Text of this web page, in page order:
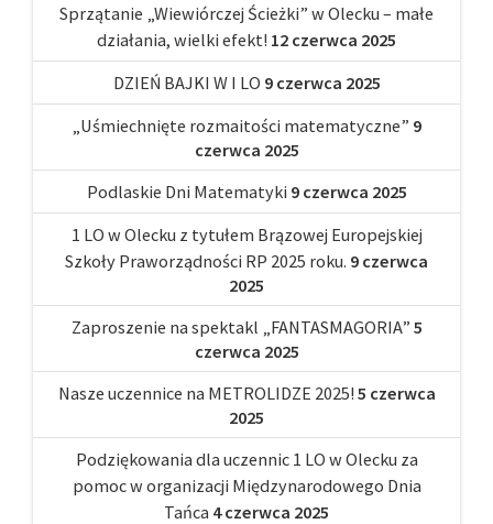
Sprzątanie „Wiewiórczej Ścieżki” w Olecku – małe
działania, wielki efekt! 12 czerwca 2025
DZIEŃ BAJKI W I LO 9 czerwca 2025
„Uśmiechnięte rozmaitości matematyczne” 9
czerwca 2025
Podlaskie Dni Matematyki 9 czerwca 2025
1 LO w Olecku z tytułem Brązowej Europejskiej
Szkoły Praworządności RP 2025 roku. 9 czerwca
2025
Zaproszenie na spektakl „FANTASMAGORIA” 5
czerwca 2025
Nasze uczennice na METROLIDZE 2025! 5 czerwca
2025
Podziękowania dla uczennic 1 LO w Olecku za
pomoc w organizacji Międzynarodowego Dnia
Tańca 4 czerwca 2025